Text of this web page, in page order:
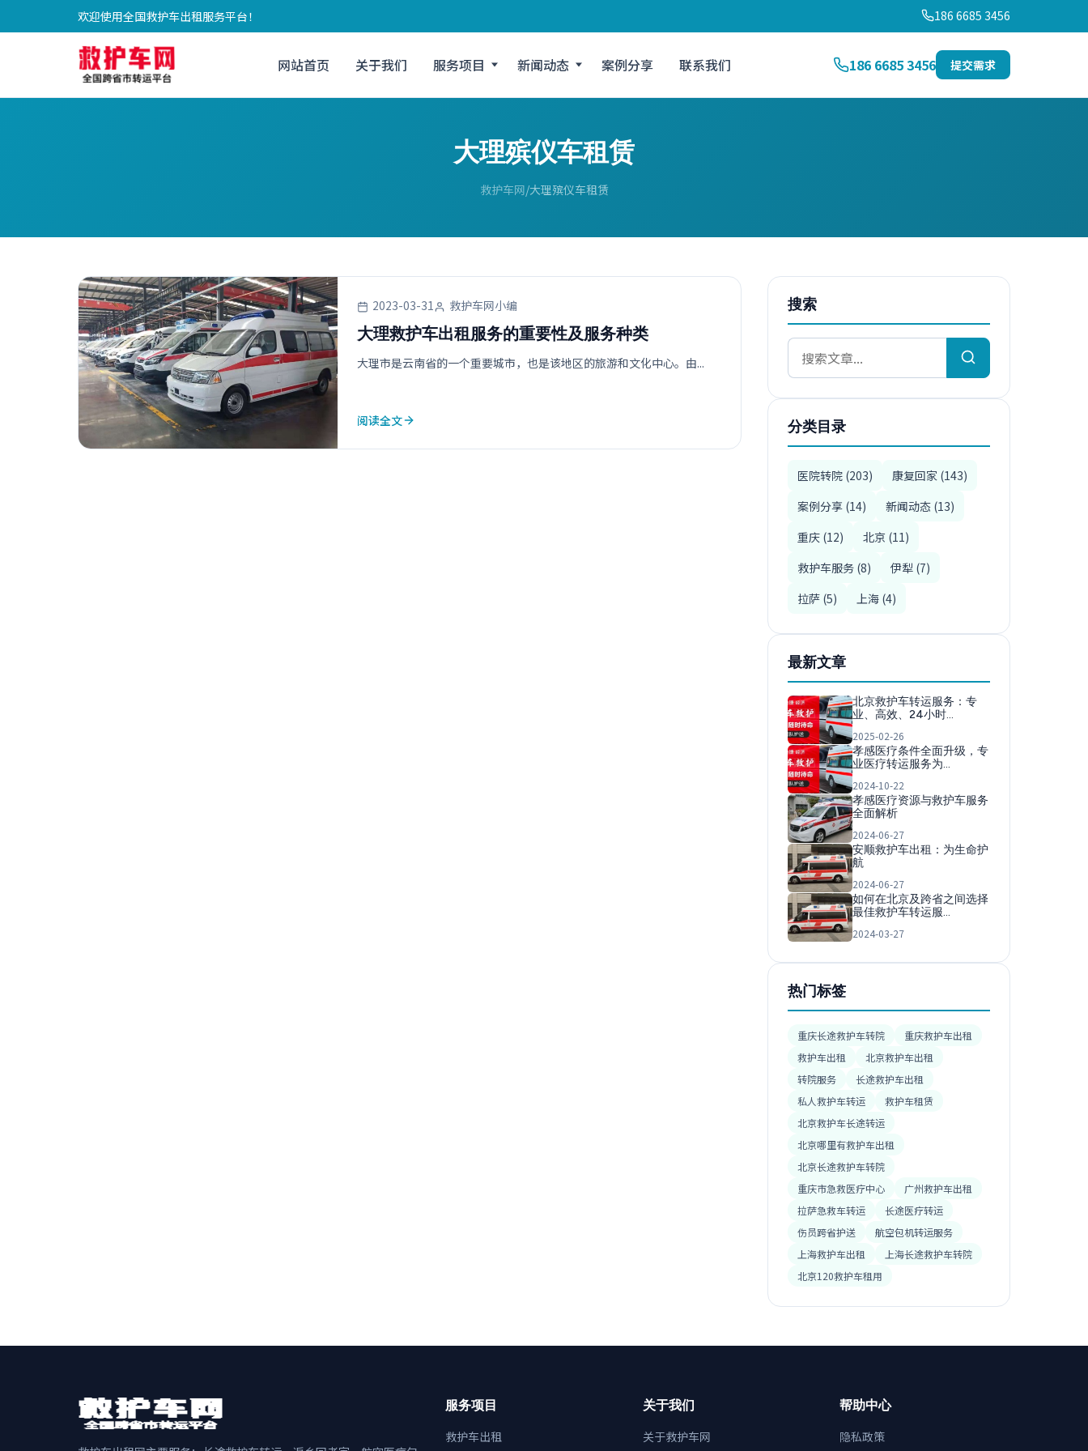
欢迎使用全国救护车出租服务平台！ 186 6685 3456
网站首页 关于我们 服务项目 新闻动态 案例分享 联系我们 186 6685 3456 提交需求
大理殡仪车租赁
救护车网 大理殡仪车租赁
2023-03-31 救护车网小编
大理救护车出租服务的重要性及服务种类
大理市是云南省的一个重要城市，也是该地区的旅游和文化中心。由...
阅读全文
搜索
分类目录
医院转院 (203)
康复回家 (143)
案例分享 (14)
新闻动态 (13)
重庆 (12)
北京 (11)
救护车服务 (8)
伊犁 (7)
拉萨 (5)
上海 (4)
最新文章
北京救护车转运服务：专
业、高效、24小时…
2025-02-26
孝感医疗条件全面升级，专
业医疗转运服务为…
2024-10-22
孝感医疗资源与救护车服务
全面解析
2024-06-27
安顺救护车出租：为生命护
航
2024-06-27
如何在北京及跨省之间选择
最佳救护车转运服…
2024-03-27
热门标签
重庆长途救护车转院
重庆救护车出租
救护车出租
北京救护车出租
转院服务
长途救护车出租
私人救护车转运
救护车租赁
北京救护车长途转运
北京哪里有救护车出租
北京长途救护车转院
重庆市急救医疗中心
广州救护车出租
拉萨急救车转运
长途医疗转运
伤员跨省护送
航空包机转运服务
上海救护车出租
上海长途救护车转院
北京120救护车租用
服务项目
救护车出租
关于我们
关于救护车网
帮助中心
隐私政策